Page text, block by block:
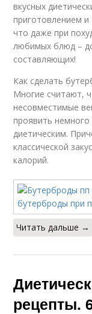
вкусных
приготовлением
что даже при
любимых блюд –
составляющих!
Как сделать
Многие считают,
несовместимые
проявить
диетическим.
классической
калорий.
Читать дальше →